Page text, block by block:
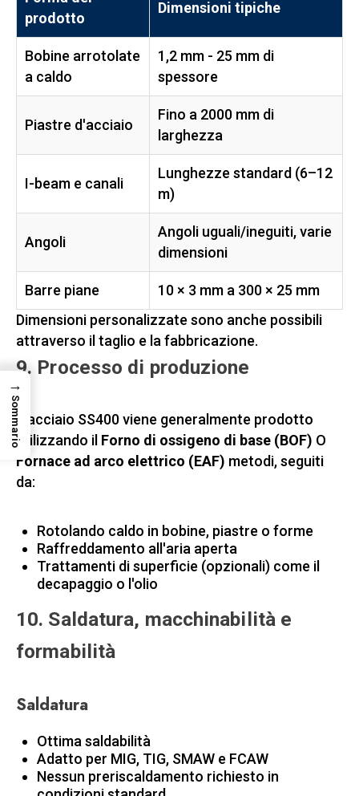
prodotto
Dimensioni tipiche
Bobine arrotolate
a caldo
1,2 mm - 25 mm di
spessore
Piastre d'acciaio
Fino a 2000 mm di
larghezza
I-beam e canali
Lunghezze standard (6–12
m)
Angoli
Angoli uguali/ineguiti, varie
dimensioni
Barre piane
10 × 3 mm a 300 × 25 mm
Dimensioni personalizzate sono anche possibili
attraverso il taglio e la fabbricazione.
9. Processo di produzione
L'acciaio SS400 viene generalmente prodotto
utilizzando il Forno di ossigeno di base (BOF) O
Fornace ad arco elettrico (EAF) metodi, seguiti
da:
Rotolando caldo in bobine, piastre o forme
Raffreddamento all'aria aperta
Trattamenti di superficie (opzionali) come il
decapaggio o l'olio
10. Saldatura, macchinabilità e
formabilità
Saldatura
Ottima saldabilità
Adatto per MIG, TIG, SMAW e FCAW
Nessun preriscaldamento richiesto in
→
Sommario